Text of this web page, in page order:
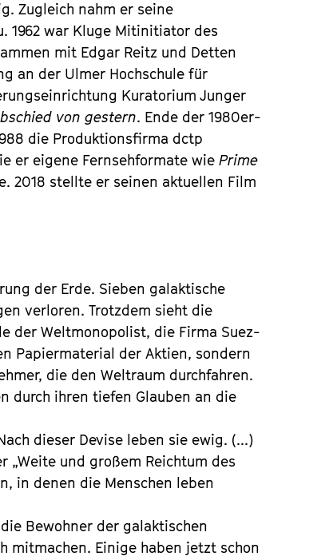
Zugleich nahm er seine
1962 war Kluge Mitinitiator des
mit Edgar Reitz und Detten
an der Ulmer Hochschule für
Kuratorium Junger
von gestern. Ende der 1980er-
die Produktionsfirma dctp
er eigene Fernsehformate wiePrime
2018 stellte er seinen aktuellen Film
der Erde. Sieben galaktische
verloren. Trotzdem sieht die
der Weltmonopolist, die Firma Suez-
Papiermaterial der Aktien, sondern
die den Weltraum durchfahren.
durch ihren tiefen Glauben an die
dieser Devise leben sie ewig. (...)
„Weite und großem Reichtum des
in denen die Menschen leben
Bewohner der galaktischen
mitmachen. Einige haben jetzt schon